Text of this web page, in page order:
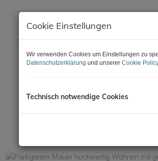
Cookie Einstellungen
Wir verwenden Cookies um Einstellungen zu
Datenschutzerklärung und unserer Cookie Policy
Technisch notwendige Cookies